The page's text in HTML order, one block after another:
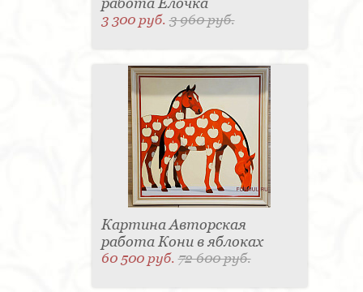
3 300 руб.3 960 руб.
Картина Авторская
работа Кони в яблоках
60 500 руб.72 600 руб.